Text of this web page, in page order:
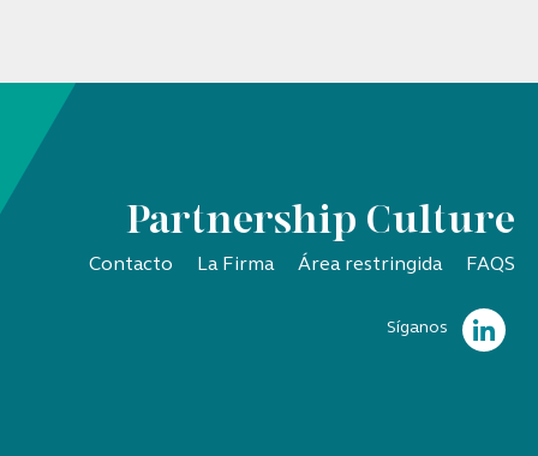
Partnership Culture
Contacto La Firma Área restringida FAQS
Síganos